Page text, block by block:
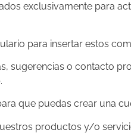
exclusivamente para
para insertar estos
sugerencias o contacto
que puedas crear una
productos y/o